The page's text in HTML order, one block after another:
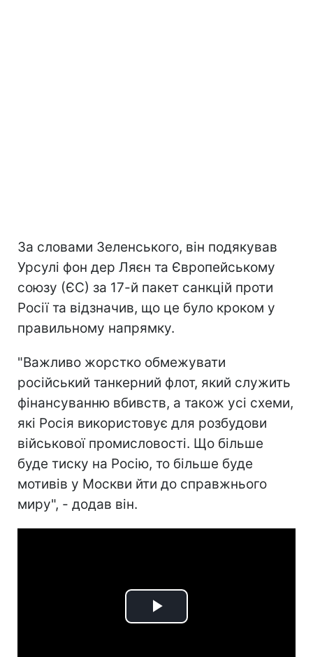
За словами Зеленського, він подякував
Урсулі фон дер Ляєн та Європейському
союзу (ЄС) за 17-й пакет санкцій проти
Росії та відзначив, що це було кроком у
правильному напрямку.
"Важливо жорстко обмежувати
російський танкерний флот, який служить
фінансуванню вбивств, а також усі схеми,
які Росія використовує для розбудови
військової промисловості. Що більше
буде тиску на Росію, то більше буде
мотивів у Москви йти до справжнього
миру", - додав він.
Play